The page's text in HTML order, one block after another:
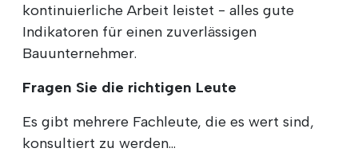
kontinuierliche Arbeit leistet - alles gute
Indikatoren für einen zuverlässigen
Bauunternehmer.
Fragen Sie die richtigen Leute
Es gibt mehrere Fachleute, die es wert sind,
konsultiert zu werden...